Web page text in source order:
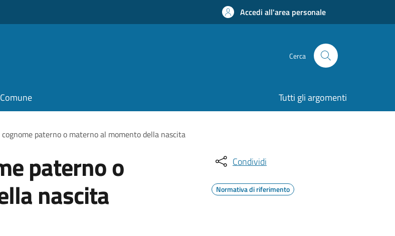
Accedi all'area personale
Cerca
Tutti gli argomenti
paterno o materno al momento della nascita
paterno o
nascita
Condividi
Normativa di riferimento